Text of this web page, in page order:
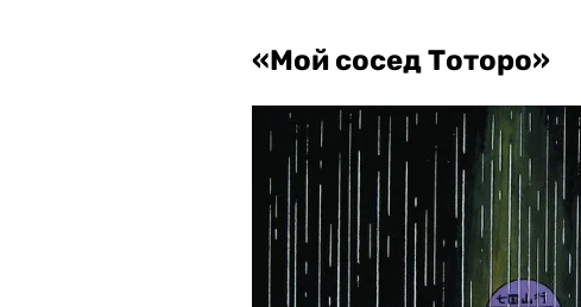
«Мой сосед Тоторо»